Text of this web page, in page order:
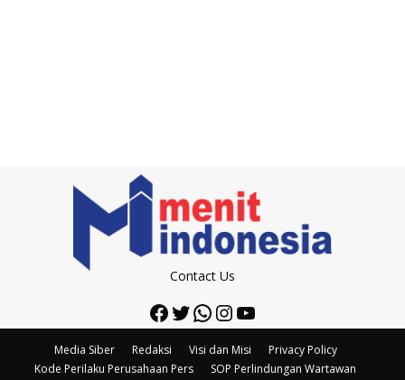
Contact Us
Facebook
Twitter
WhatsApp
Instagram
YouTube
Media Siber Redaksi Visi dan Misi
Privacy Policy
Kode Perilaku Perusahaan Pers
SOP Perlindungan Wartawan